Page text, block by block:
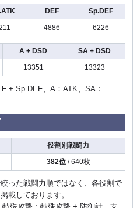
DEF
Sp.DEF
4886 6226
A + DSD
SA + DSD
13351 13323
+ Sp.DEF、A：ATK、SA：
役割別戦闘力
382位/ 640枚
った戦闘力順ではなく、各役割で
載しております。